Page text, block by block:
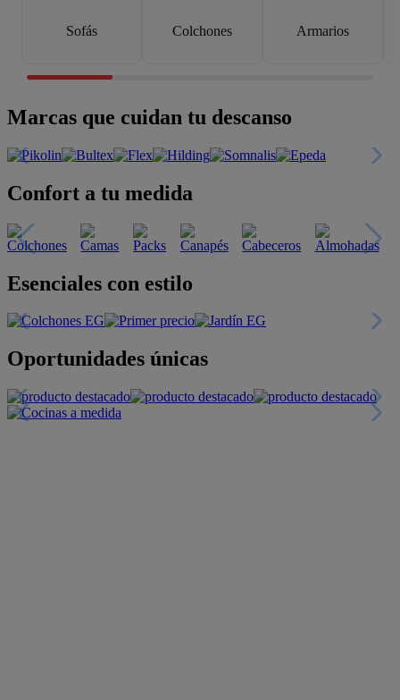
Sofás Colchones Armarios
Marcas que cuidan tu descanso
Confort a tu medida
Esenciales con estilo
Oportunidades únicas